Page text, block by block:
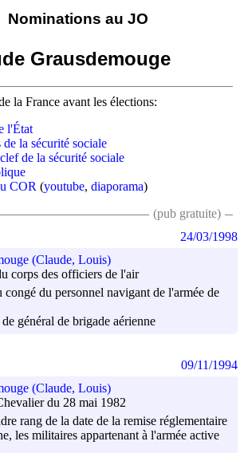
Nominations au JO
Grausdemouge
la France avant les élections:
l'État
de la sécurité sociale
de la sécurité sociale
COR (youtube, diaporama)
(pub gratuite)
(Claude, Louis)
corps des officiers de l'air
congé du personnel navigant de l'armée de
général de brigade aérienne
24/03/1998
(Claude, Louis)
du 28 mai 1982
rang de la date de la remise réglementaire
les militaires appartenant à l'armée active
09/11/1994